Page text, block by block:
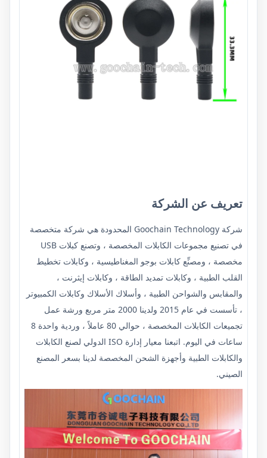
تعريف عن الشركة
شركة Goochain Technology المحدودة
هي شركة متخصصة
في تصنيع مجموعات الكابلات المخصصة ، وتصنع كبلات USB
مخصصة ، ومصنِّع كابلات بوجو المغناطيسية ، وكابلات تخطيط
القلب الطبية ، وكابلات تمديد الطاقة ، وكابلات إيثرنت ،
والمقابس والشواحن الطبية ، وأسلاك الأسلاك وكابلات الكمبيوتر
، تأسست في عام 2015 ولدينا 2000 متر مربع ورشة عمل
تجميعات الكابلات المخصصة ، حوالي 80 عاملاً ، وردية واحدة 8
ساعات في اليوم. اتبعنا معيار إدارة ISO الدولي لصنع الكابلات
والكابلات الطبية وأجهزة الشحن المخصصة لدينا بسعر المصنع
الصيني.